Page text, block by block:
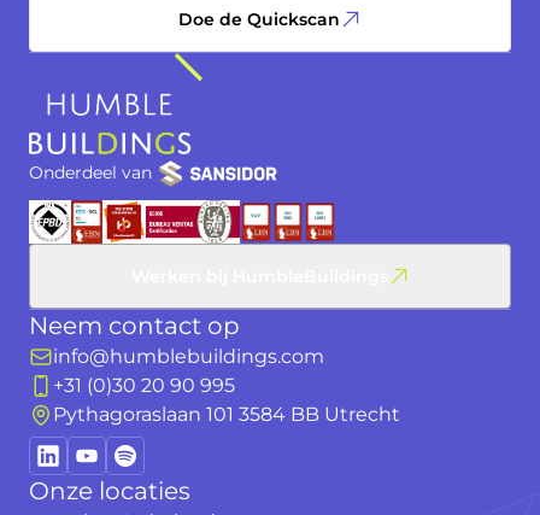
Doe de Quickscan
Onderdeel van
Neem contact op
info@humblebuildings.com
+31 (0)30 20 90 995
Pythagoraslaan 101 3584 BB Utrecht
Onze locaties